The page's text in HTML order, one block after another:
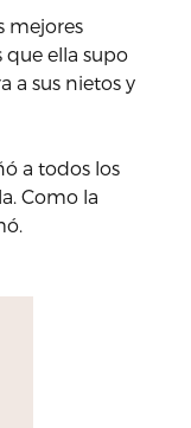
mejores
que ella supo
a sus nietos y
a todos los
Como la